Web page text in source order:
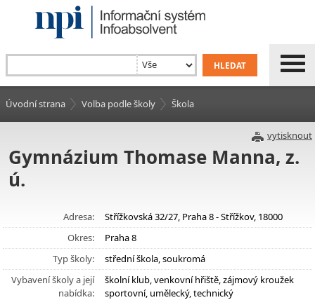
Úvodní strana Volba podle školy Škola
vytisknout
Gymnázium Thomase Manna, z.
ú.
Adresa:
Střížkovská 32/27, Praha 8 - Střížkov, 18000
Okres:
Praha 8
Typ školy:
střední škola, soukromá
Vybavení školy a její
nabídka:
školní klub, venkovní hřiště, zájmový kroužek
sportovní, umělecký, technický